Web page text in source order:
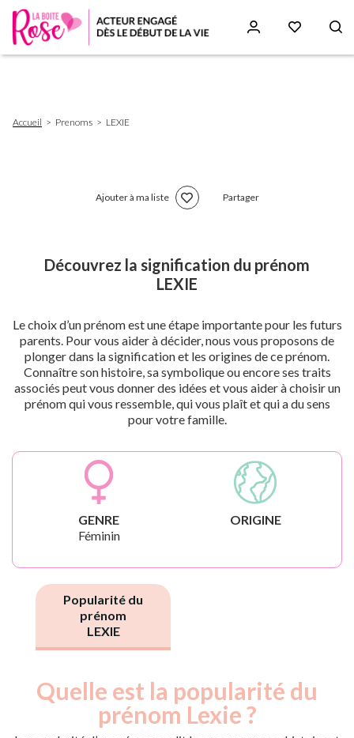
d'Ariane
Accueil Prenoms LEXIE
Ajouter à ma liste Partager
Découvrez la signification du prénom
LEXIE
Le choix d’un prénom est une étape importante pour les futurs
parents. Pour vous aider à décider, nous vous proposons de
plonger dans la signification et les origines de ce prénom.
Connaître son histoire, sa symbolique ou encore ses traits
associés peut vous donner des idées et vous aider à choisir un
prénom qui vous ressemble, qui vous plaît et qui a du sens
pour votre famille.
GENRE
Féminin
ORIGINE
Popularité du
prénom
LEXIE
Quelle est la popularité du
prénom Lexie ?
Année
Nouveaux-
nés